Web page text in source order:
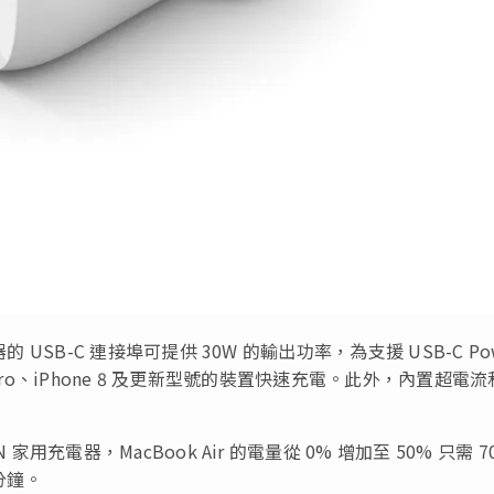
USB-C 連接埠可提供 30W 的輸出功率，為支援 USB-C
iPhone 8 及更新型號的裝置快速充電。此外，內置超電流
家用充電器，MacBook Air 的電量從 0% 增加至 50% 只需
。